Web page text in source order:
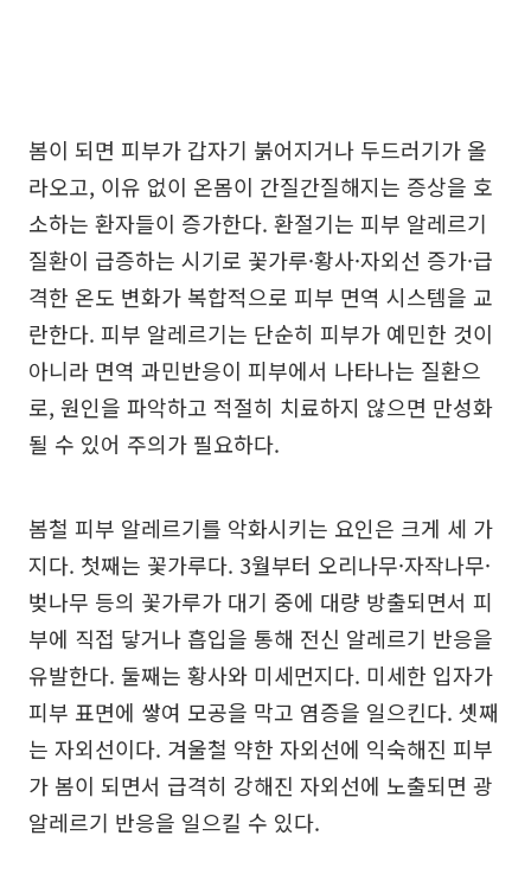
봄이 되면 피부가 갑자기 붉어지거나 두드러기가 올
라오고, 이유 없이 온몸이 간질간질해지는 증상을 호
소하는 환자들이 증가한다. 환절기는 피부 알레르기
질환이 급증하는 시기로 꽃가루·황사·자외선 증가·급
격한 온도 변화가 복합적으로 피부 면역 시스템을 교
란한다. 피부 알레르기는 단순히 피부가 예민한 것이
아니라 면역 과민반응이 피부에서 나타나는 질환으
로, 원인을 파악하고 적절히 치료하지 않으면 만성화
될 수 있어 주의가 필요하다.
봄철 피부 알레르기를 악화시키는 요인은 크게 세 가
지다. 첫째는 꽃가루다. 3월부터 오리나무·자작나무·
벚나무 등의 꽃가루가 대기 중에 대량 방출되면서 피
부에 직접 닿거나 흡입을 통해 전신 알레르기 반응을
유발한다. 둘째는 황사와 미세먼지다. 미세한 입자가
피부 표면에 쌓여 모공을 막고 염증을 일으킨다. 셋째
는 자외선이다. 겨울철 약한 자외선에 익숙해진 피부
가 봄이 되면서 급격히 강해진 자외선에 노출되면 광
알레르기 반응을 일으킬 수 있다.